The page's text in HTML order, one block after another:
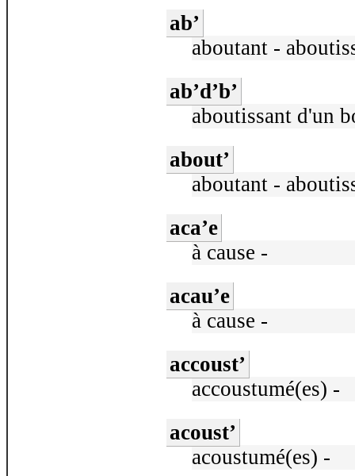
ab’
aboutant -
ab’d’b’
aboutissant d'un
about’
aboutant -
aca’e
à cause -
acau’e
à cause -
accoust’
accoustumé(es) -
acoust’
acoustumé(es) -